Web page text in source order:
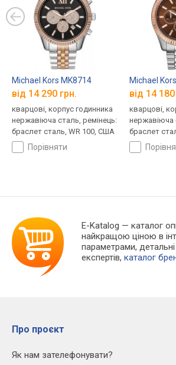
Michael Kors MK8714
від 14 290 грн.
кварцові, корпус годинника
нержавіюча сталь, ремінець:
браслет сталь, WR 100, США
порівняти
Michael
від 14
кварцові,
нержавіюча
браслет
E-Katalog — каталог
найкращою ціною в
параметрами,
експертів,каталог
Про проєкт
Як нам зателефонувати?